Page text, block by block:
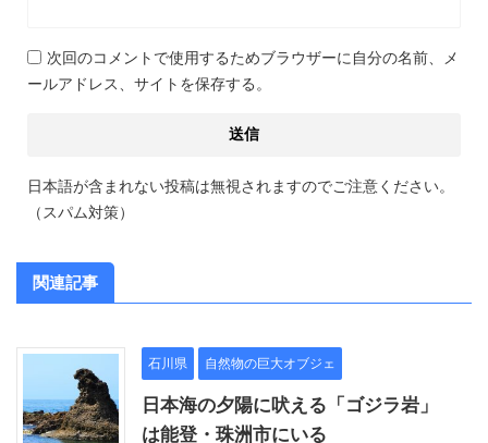
次回のコメントで使用するためブラウザーに自分の名前、メ
ールアドレス、サイトを保存する。
日本語が含まれない投稿は無視されますのでご注意ください。
（スパム対策）
関連記事
石川県 自然物の巨大オブジェ
日本海の夕陽に吠える「ゴジラ岩」
は能登・珠洲市にいる